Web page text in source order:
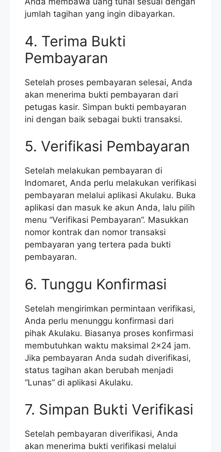
jumlah tagihan yang ingin dibayarkan.
4. Terima Bukti
Pembayaran
Setelah proses pembayaran selesai, Anda
akan menerima bukti pembayaran dari
petugas kasir. Simpan bukti pembayaran
ini dengan baik sebagai bukti transaksi.
5. Verifikasi Pembayaran
Setelah melakukan pembayaran di
Indomaret, Anda perlu melakukan verifikasi
pembayaran melalui aplikasi Akulaku. Buka
aplikasi dan masuk ke akun Anda, lalu pilih
menu “Verifikasi Pembayaran”. Masukkan
nomor kontrak dan nomor transaksi
pembayaran yang tertera pada bukti
pembayaran.
6. Tunggu Konfirmasi
Setelah mengirimkan permintaan verifikasi,
Anda perlu menunggu konfirmasi dari
pihak Akulaku. Biasanya proses konfirmasi
membutuhkan waktu maksimal 2×24 jam.
Jika pembayaran Anda sudah diverifikasi,
status tagihan akan berubah menjadi
“Lunas” di aplikasi Akulaku.
7. Simpan Bukti Verifikasi
Setelah pembayaran diverifikasi, Anda
akan menerima bukti verifikasi melalui